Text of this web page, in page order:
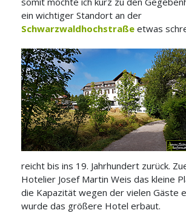
ein wichtiger Standort an der
Schwarzwaldhochstraße etwas
reicht bis ins 19. Jahrhundert zurück.
Hotelier Josef Martin Weis das kleine
die Kapazität wegen der vielen Gäste
wurde das größere Hotel erbaut.